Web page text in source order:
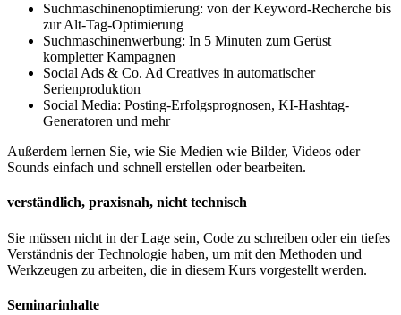
Suchmaschinenoptimierung: von der Keyword-Recherche bis
zur Alt-Tag-Optimierung
Suchmaschinenwerbung: In 5 Minuten zum Gerüst
kompletter Kampagnen
Social Ads & Co. Ad Creatives in automatischer
Serienproduktion
Social Media: Posting-Erfolgsprognosen, KI-Hashtag-
Generatoren und mehr
Außerdem lernen Sie, wie Sie Medien wie Bilder, Videos oder
Sounds einfach und schnell erstellen oder bearbeiten.
verständlich, praxisnah, nicht technisch
Sie müssen nicht in der Lage sein, Code zu schreiben oder ein tiefes
Verständnis der Technologie haben, um mit den Methoden und
Werkzeugen zu arbeiten, die in diesem Kurs vorgestellt werden.
Seminarinhalte